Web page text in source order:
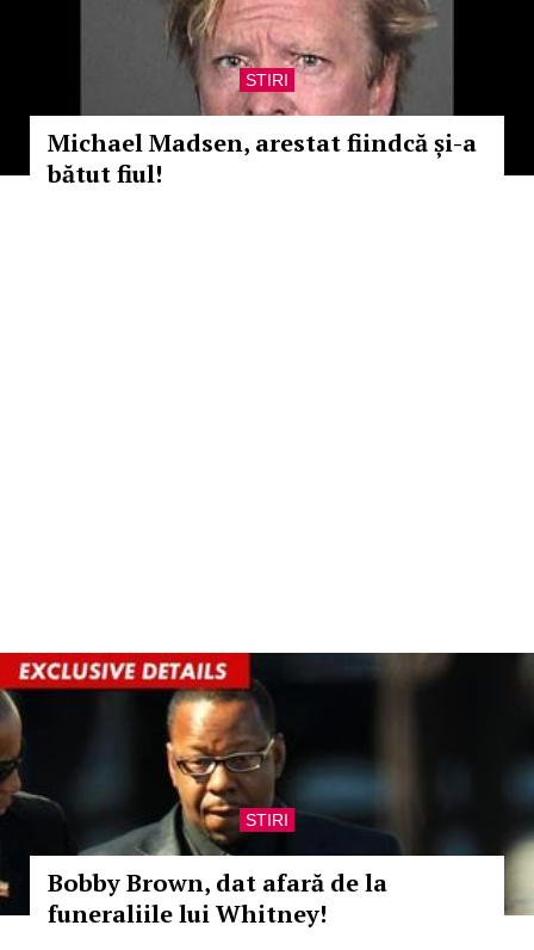
STIRI
Michael Madsen, arestat fiindcă și-a
bătut fiul!
STIRI
Bobby Brown, dat afară de la
funeraliile lui Whitney!